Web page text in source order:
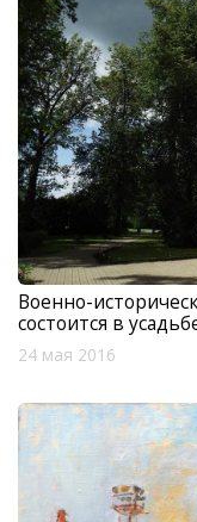
Военно-
состоится в
24 мая 2016